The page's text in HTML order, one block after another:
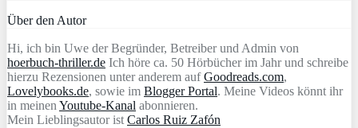
Über den Autor
Hi, ich bin Uwe der Begründer, Betreiber und Admin von
hoerbuch-thriller.de Ich höre ca. 50 Hörbücher im Jahr und schreibe
hierzu Rezensionen unter anderem aufGoodreads.com,
Lovelybooks.de, sowie im Blogger Portal. Meine Videos könnt ihr
in meinen Youtube-Kanal abonnieren.
Mein Lieblingsautor ist Carlos Ruiz Zafón